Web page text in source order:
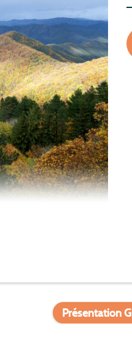
Présentation